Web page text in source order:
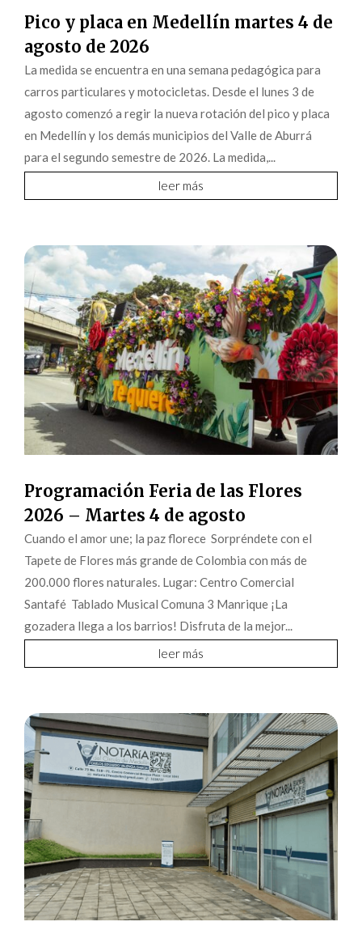
Pico y placa en Medellín martes 4 de
agosto de 2026
La medida se encuentra en una semana pedagógica para
carros particulares y motocicletas. Desde el lunes 3 de
agosto comenzó a regir la nueva rotación del pico y placa
en Medellín y los demás municipios del Valle de Aburrá
para el segundo semestre de 2026. La medida,...
leer más
Programación Feria de las Flores
2026 – Martes 4 de agosto
Cuando el amor une; la paz florece Sorpréndete con el
Tapete de Flores más grande de Colombia con más de
200.000 flores naturales. Lugar: Centro Comercial
Santafé Tablado Musical Comuna 3 Manrique ¡La
gozadera llega a los barrios! Disfruta de la mejor...
leer más